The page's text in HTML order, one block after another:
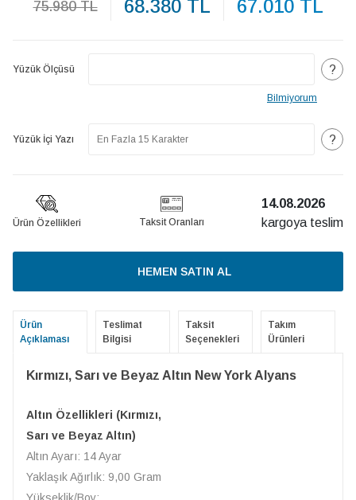
75.980 TL 68.380 TL 67.010 TL
Yüzük Ölçüsü ?
Bilmiyorum
Yüzük İçi Yazı ?
Ürün Özellikleri Taksit Oranları
14.08.2026
kargoya teslim
HEMEN SATIN AL
Ürün
Açıklaması
Teslimat
Bilgisi
Taksit
Seçenekleri
Takım
Ürünleri
Kırmızı, Sarı ve Beyaz Altın New York Alyans
Altın Özellikleri (Kırmızı,
Sarı ve Beyaz Altın)
Altın Ayarı: 14 Ayar
Yaklaşık Ağırlık: 9,00 Gram